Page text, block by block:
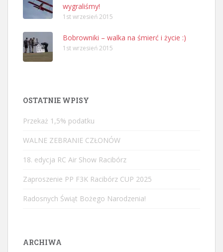
wygraliśmy!
1st wrzesień 2015
Bobrowniki – walka na śmierć i życie :)
1st wrzesień 2015
OSTATNIE WPISY
Przekaż 1,5% podatku
WALNE ZEBRANIE CZŁONÓW
18. edycja RC Air Show Racibórz
Zaproszenie PP F3K Racibórz CUP 2025
Radosnych Świąt Bożego Narodzenia!
ARCHIWA